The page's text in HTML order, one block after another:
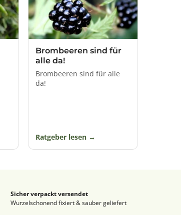
Rubus.
und Kratzbeere. Die
des Dornstrauchs,
Brombeeren sind für
alle da!
Brombeeren sind für alle
da!
Ratgeber lesen
Sicher verpackt versendet
Wurzelschonend fixiert & sauber geliefert